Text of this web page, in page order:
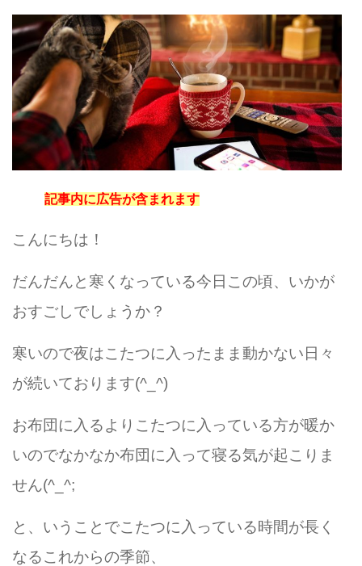
記事内に広告が含まれます
こんにちは！
だんだんと寒くなっている今日この頃、いかが
おすごしでしょうか？
寒いので夜はこたつに入ったまま動かない日々
が続いております(^_^)
お布団に入るよりこたつに入っている方が暖か
いのでなかなか布団に入って寝る気が起こりま
せん(^_^;
と、いうことでこたつに入っている時間が長く
なるこれからの季節、